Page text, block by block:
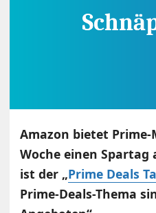
Amazon bietet
Woche einen Spartag
ist der „Prime Deals
Prime-Deals-Thema